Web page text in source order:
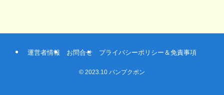
運営者情報 お問合せ プライバシーポリシー＆免責事項
© 2023.10 パンプクポン